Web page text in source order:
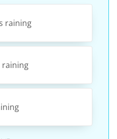
raining
raining